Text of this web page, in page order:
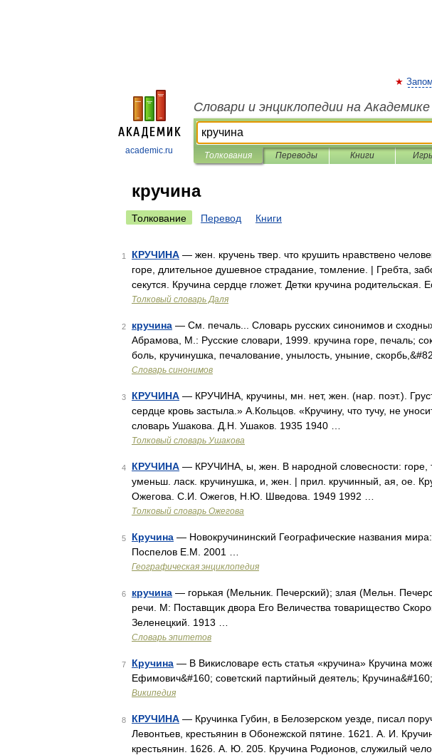
academic.ru
Словари и энциклопедии на Академике
Толкования Переводы Книги
кручина
Толкование Перевод Книги
1 КРУЧИНА — жен. кручень твер. что крушить нравствено
горе, длительное душевное страдание, томление. | Гребта,
секутся. Кручина сердце гложет. Детки кручина родительская.
Толковый словарь Даля
2 кручина — См. печаль... Словарь русских синонимов и
Абрамова, М.: Русские словари, 1999. кручина горе, печаль;
боль, кручинушка, печалование, унылость, уныние,
Словарь синонимов
3 КРУЧИНА — КРУЧИНА, кручины, мн. нет, жен. (нар. поэт.).
сердце кровь застыла.» А.Кольцов. «Кручину, что тучу, не
словарь Ушакова. Д.Н. Ушаков. 1935 1940 …
Толковый словарь Ушакова
4 КРУЧИНА — КРУЧИНА, ы, жен. В народной словесности: горе,
уменьш. ласк. кручинушка, и, жен. | прил. кручинный, ая, ое.
Ожегова. С.И. Ожегов, Н.Ю. Шведова. 1949 1992 …
Толковый словарь Ожегова
5 Кручина — Новокручининский Географические названия
Поспелов Е.М. 2001 …
Географическая энциклопедия
6 кручина — горькая (Мельник. Печерский); злая (Мельн.
речи. М: Поставщик двора Его Величества товарищество
Зеленецкий. 1913 …
Словарь эпитетов
7 Кручина — В Викисловаре есть статья «кручина» Кручина
Ефимович&#160; советский партийный деятель;
Википедия
8 КРУЧИНА — Кручинка Губин, в Белозерском уезде, писал
Левонтьев, крестьянин в Обонежской пятине. 1621. А. И.
крестьянин. 1626. А. Ю. 205. Кручина Родионов, служилый